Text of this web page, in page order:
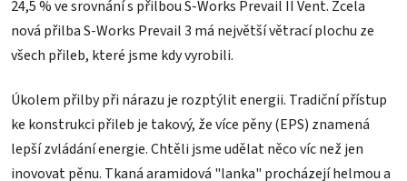
24,5 % ve srovnání s přilbou S-Works Prevail II Vent. Zcela
nová přilba S-Works Prevail 3 má největší větrací plochu ze
všech přileb, které jsme kdy vyrobili.
Úkolem přilby při nárazu je rozptýlit energii. Tradiční přístup
ke konstrukci přileb je takový, že více pěny (EPS) znamená
lepší zvládání energie. Chtěli jsme udělat něco víc než jen
inovovat pěnu. Tkaná aramidová "lanka" procházejí helmou a